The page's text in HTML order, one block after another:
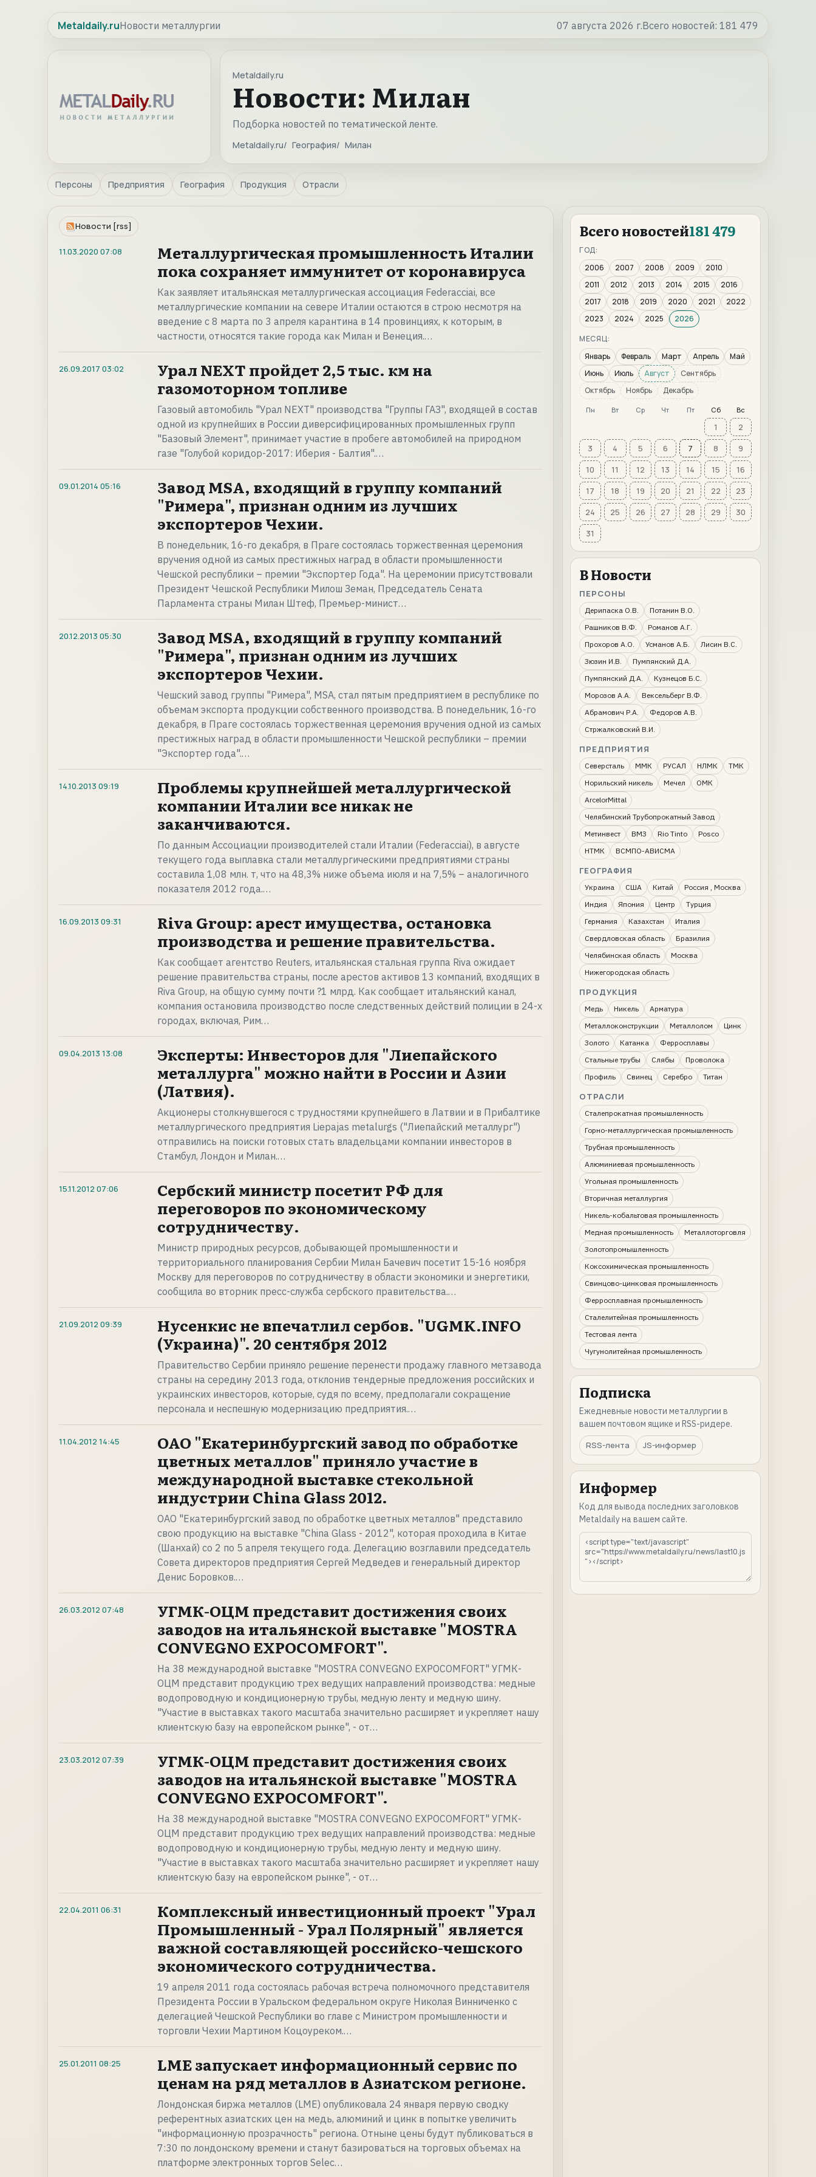
Metaldaily.ruНовости металлургии 07 августа 2026 г.Всего новостей: 181 479
Metaldaily.ru
Новости: Милан
Подборка новостей по тематической ленте.
Metaldaily.ru География Милан
Персоны Предприятия География Продукция Отрасли
Новости [rss]
11.03.2020 07:08
Металлургическая промышленность Италии
пока сохраняет иммунитет от коронавируса
Как заявляет итальянская металлургическая ассоциация Federacciai, все
металлургические компании на севере Италии остаются в строю несмотря на
введение с 8 марта по 3 апреля карантина в 14 провинциях, к которым, в
частности, относятся такие города как Милан и Венеция.…
26.09.2017 03:02
Урал NEXT пройдет 2,5 тыс. км на
газомоторном топливе
Газовый автомобиль "Урал NEXT" производства "Группы ГАЗ", входящей в состав
одной из крупнейших в России диверсифицированных промышленных групп
"Базовый Элемент", принимает участие в пробеге автомобилей на природном
газе "Голубой коридор-2017: Иберия - Балтия".…
09.01.2014 05:16
Завод MSA, входящий в группу компаний
"Римера", признан одним из лучших
экспортеров Чехии.
В понедельник, 16-го декабря, в Праге состоялась торжественная церемония
вручения одной из самых престижных наград в области промышленности
Чешской республики – премии "Экспортер Года". На церемонии присутствовали
Президент Чешской Республики Милош Земан, Председатель Сената
Парламента страны Милан Штеф, Премьер-минист…
20.12.2013 05:30
Завод MSA, входящий в группу компаний
"Римера", признан одним из лучших
экспортеров Чехии.
Чешский завод группы "Римера", MSA, стал пятым предприятием в республике по
объемам экспорта продукции собственного производства. В понедельник, 16-го
декабря, в Праге состоялась торжественная церемония вручения одной из самых
престижных наград в области промышленности Чешской республики – премии
"Экспортер года".…
14.10.2013 09:19
Проблемы крупнейшей металлургической
компании Италии все никак не
заканчиваются.
По данным Ассоциации производителей стали Италии (Federacciai), в августе
текущего года выплавка стали металлургическими предприятиями страны
составила 1,08 млн. т, что на 48,3% ниже объема июля и на 7,5% – аналогичного
показателя 2012 года.…
16.09.2013 09:31
Riva Group: арест имущества, остановка
производства и решение правительства.
Как сообщает агентство Reuters, итальянская стальная группа Riva ожидает
решение правительства страны, после арестов активов 13 компаний, входящих в
Riva Group, на общую сумму почти ?1 млрд. Как сообщает итальянский канал,
компания остановила производство после следственных действий полиции в 24-х
городах, включая, Рим…
09.04.2013 13:08
Эксперты: Инвесторов для "Лиепайского
металлурга" можно найти в России и Азии
(Латвия).
Акционеры столкнувшегося с трудностями крупнейшего в Латвии и в Прибалтике
металлургического предприятия Liepajas metalurgs ("Лиепайский металлург")
отправились на поиски готовых стать владельцами компании инвесторов в
Стамбул, Лондон и Милан.…
15.11.2012 07:06
Сербский министр посетит РФ для
переговоров по экономическому
сотрудничеству.
Министр природных ресурсов, добывающей промышленности и
территориального планирования Сербии Милан Бачевич посетит 15-16 ноября
Москву для переговоров по сотрудничеству в области экономики и энергетики,
сообщила во вторник пресс-служба сербского правительства.…
21.09.2012 09:39
Нусенкис не впечатлил сербов. "UGMK.INFO
(Украина)". 20 сентября 2012
Правительство Сербии приняло решение перенести продажу главного метзавода
страны на середину 2013 года, отклонив тендерные предложения российских и
украинских инвесторов, которые, судя по всему, предполагали сокращение
персонала и неспешную модернизацию предприятия.…
11.04.2012 14:45
ОАО "Екатеринбургский завод по обработке
цветных металлов" приняло участие в
международной выставке стекольной
индустрии China Glass 2012.
ОАО "Екатеринбургский завод по обработке цветных металлов" представило
свою продукцию на выставке "China Glass - 2012", которая проходила в Китае
(Шанхай) со 2 по 5 апреля текущего года. Делегацию возглавили председатель
Совета директоров предприятия Сергей Медведев и генеральный директор
Денис Боровков.…
26.03.2012 07:48
УГМК-ОЦМ представит достижения своих
заводов на итальянской выставке "MOSTRA
CONVEGNO EXPOCOMFORT".
На 38 международной выставке "MOSTRA CONVEGNO EXPOCOMFORT" УГМК-
ОЦМ представит продукцию трех ведущих направлений производства: медные
водопроводную и кондиционерную трубы, медную ленту и медную шину.
"Участие в выставках такого масштаба значительно расширяет и укрепляет нашу
клиентскую базу на европейском рынке", - от…
23.03.2012 07:39
УГМК-ОЦМ представит достижения своих
заводов на итальянской выставке "MOSTRA
CONVEGNO EXPOCOMFORT".
На 38 международной выставке "MOSTRA CONVEGNO EXPOCOMFORT" УГМК-
ОЦМ представит продукцию трех ведущих направлений производства: медные
водопроводную и кондиционерную трубы, медную ленту и медную шину.
"Участие в выставках такого масштаба значительно расширяет и укрепляет нашу
клиентскую базу на европейском рынке", - от…
22.04.2011 06:31
Комплексный инвестиционный проект "Урал
Промышленный - Урал Полярный" является
важной составляющей российско-чешского
экономического сотрудничества.
19 апреля 2011 года состоялась рабочая встреча полномочного представителя
Президента России в Уральском федеральном округе Николая Винниченко с
делегацией Чешской Республики во главе с Министром промышленности и
торговли Чехии Мартином Коцоуреком.…
25.01.2011 08:25
LME запускает информационный сервис по
ценам на ряд металлов в Азиатском регионе.
Лондонская биржа металлов (LME) опубликовала 24 января первую сводку
референтных азиатских цен на медь, алюминий и цинк в попытке увеличить
"информационную прозрачность" региона. Отныне цены будут публиковаться в
7:30 по лондонскому времени и станут базироваться на торговых объемах на
платформе электронных торгов Selec…
Всего новостей181 479
ГОД:
2006
2007 2008 2009
2010
2011
2012 2013 2014 2015
2016
2017
2018 2019 2020 2021
2022
2023
2024 2025
2026
МЕСЯЦ:
Январь
Февраль Март Апрель
Май
Июнь
Июль Август
Сентябрь
Октябрь
Ноябрь Декабрь
Пн Вт Ср Чт Пт Сб Вс
1
2
3
4 5 6 7 8
9
10
11 12 13 14 15
16
17
18 19 20 21 22
23
24
25 26 27 28 29
30
31
В Новости
ПЕРСОНЫ
Дерипаска О.В.
Потанин В.О.
Рашников В.Ф.
Романов А.Г.
Прохоров А.О.
Усманов А.Б.
Лисин В.С.
Зюзин И.В.
Пумпянский Д.А.
Пумпянский Д.А.
Кузнецов Б.С.
Морозов А.А.
Вексельберг В.Ф.
Абрамович Р.А.
Федоров А.В.
Стржалковский В.И.
ПРЕДПРИЯТИЯ
Северсталь ММК РУСАЛ НЛМК
ТМК
Норильский никель
Мечел
ОМК
ArcelorMittal
Челябинский Трубопрокатный Завод
Метинвест
ВМЗ Rio Tinto
Posco
НТМК
ВСМПО-АВИСМА
ГЕОГРАФИЯ
Украина США Китай
Россия , Москва
Индия
Япония Центр
Турция
Германия
Казахстан
Италия
Свердловская область
Бразилия
Челябинская область
Москва
Нижегородская область
ПРОДУКЦИЯ
Медь Никель
Арматура
Металлоконструкции
Металлолом
Цинк
Золото
Катанка
Ферросплавы
Стальные трубы
Слябы
Проволока
Профиль
Свинец Серебро Титан
ОТРАСЛИ
Сталепрокатная промышленность
Горно-металлургическая промышленность
Трубная промышленность
Алюминиевая промышленность
Угольная промышленность
Вторичная металлургия
Никель-кобальтовая промышленность
Медная промышленность
Металлоторговля
Золотопромышленность
Коксохимическая промышленность
Свинцово-цинковая промышленность
Ферросплавная промышленность
Сталелитейная промышленность
Тестовая лента
Чугунолитейная промышленность
Подписка
Ежедневные новости металлургии в
вашем почтовом ящике и RSS-ридере.
RSS-лента
JS-информер
Информер
Код для вывода последних заголовков
Metaldaily на вашем сайте.